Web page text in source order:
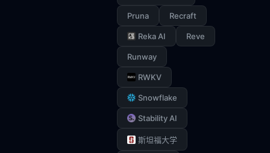
Pruna Recraft
Reka AI Reve
Runway
RWKV
Snowflake
Stability AI
斯坦福大学